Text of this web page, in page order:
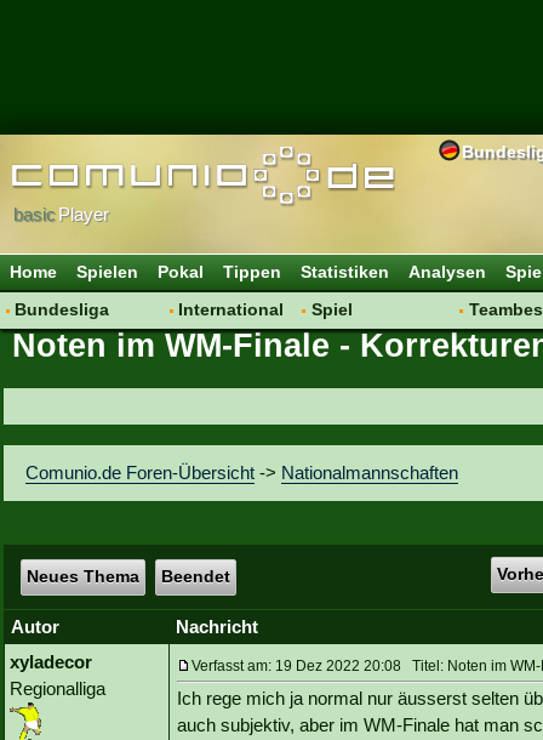
basicPlayer
Home Spielen Pokal Tippen Statistiken Analysen
Bundesliga
Hot News
Vereinsdiskussion
Vereinsfragen
International
Vereine
Spiel
Regeln & Tipps
Noten im WM-Finale -
Comunio.de Foren-Übersicht -> Nationalmannschaften
Neues Thema Beendet
Autor
Nachricht
xyladecor
Regionalliga
Verfasst am: 19 Dez 2022 20:08 Titel: Noten im
Ich rege mich ja normal nur äusserst selten
auch subjektiv, aber im WM-Finale hat man